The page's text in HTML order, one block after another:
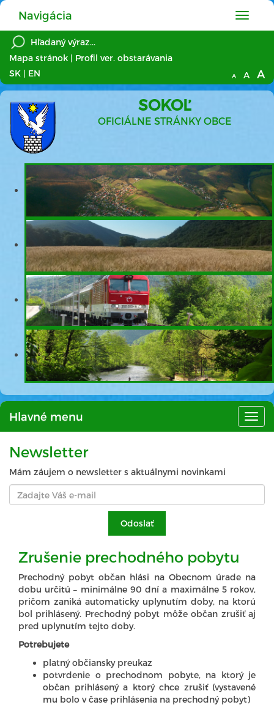
Hlavné
menu
Navigácia
Mapa stránok | Profil ver. obstarávania
SK | EN A A A
SOKOĽ
OFICIÁLNE STRÁNKY OBCE
Hlavné menu
Newsletter
Mám záujem o newsletter s aktuálnymi novinkami
Zrušenie prechodného pobytu
Prechodný pobyt občan hlási na Obecnom úrade na
dobu určitú – minimálne 90 dní a maximálne 5 rokov,
pričom zaniká automaticky uplynutím doby, na ktorú
bol prihlásený. Prechodný pobyt môže občan zrušiť aj
pred uplynutím tejto doby.
Potrebujete
platný občiansky preukaz
potvrdenie o prechodnom pobyte, na ktorý je
občan prihlásený a ktorý chce zrušiť (vystavené
mu bolo v čase prihlásenia na prechodný pobyt)